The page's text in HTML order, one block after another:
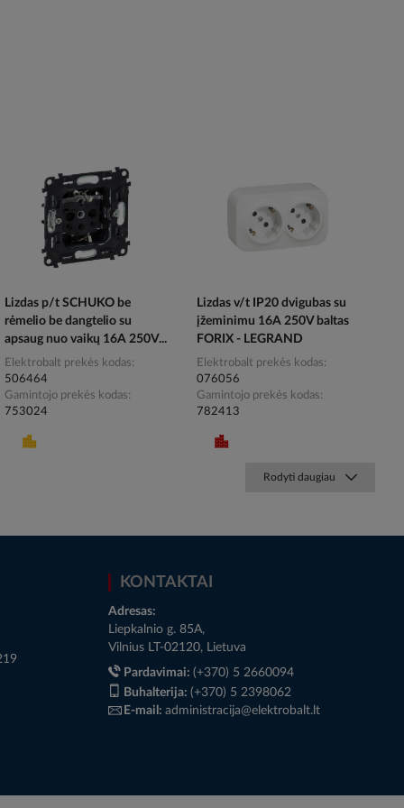
Lizdas p/t SCHUKO be
rėmelio be dangtelio su
apsaug nuo vaikų 16A 250V...
Elektrobalt prekės kodas
506464
Gamintojo prekės kodas
753024
Lizdas v/t IP20 dvigubas su
įžeminimu 16A 250V baltas
FORIX - LEGRAND
Elektrobalt prekės kodas
076056
Gamintojo prekės kodas
782413
Rodyti daugiau
KONTAKTAI
Adresas:
Liepkalnio g. 85A,
Vilnius LT-02120, Lietuva
Pardavimai: (+370) 5 2660094
Buhalterija: (+370) 5 2398062
E-mail: administracija@elektrobalt.lt